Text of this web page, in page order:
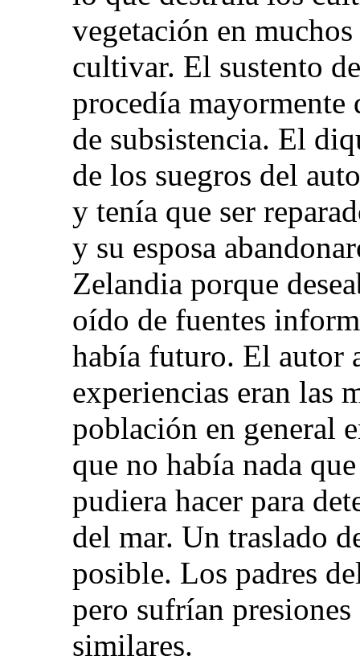
vegetación en
cultivar. El sustento
procedía mayormente
de subsistencia. El
de los suegros del
y tenía que ser
y su esposa
Zelandia porque
oído de fuentes
había futuro. El autor
experiencias eran las
población en general
que no había nada
pudiera hacer para
del mar. Un traslado
posible. Los padres
pero sufrían
similares.